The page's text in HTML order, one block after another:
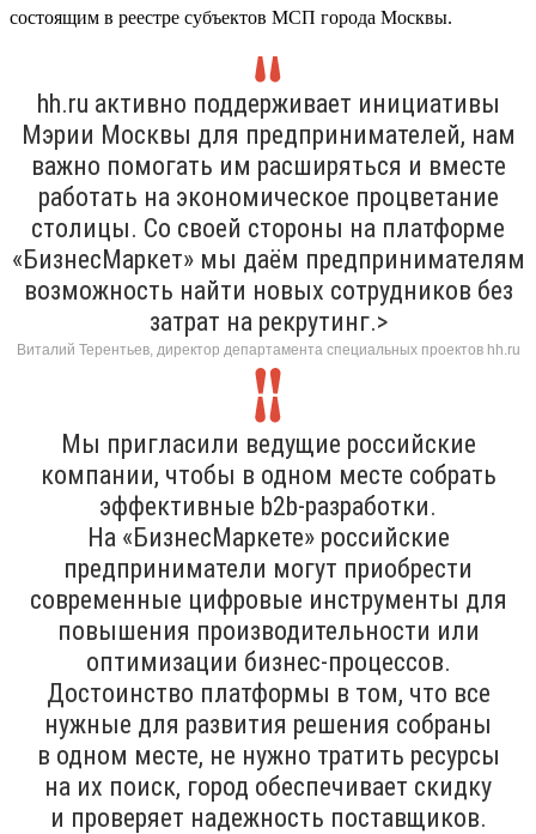
состоящим в реестре субъектов МСП города Москвы.
hh.ru активно поддерживает инициативы
Мэрии Москвы для предпринимателей, нам
важно помогать им расширяться и вместе
работать на экономическое процветание
столицы. Со своей стороны на платформе
«БизнесМаркет» мы даём предпринимателям
возможность найти новых сотрудников без
затрат на рекрутинг.>
Виталий Терентьев, директор департамента специальных проектов hh.ru
Мы пригласили ведущие российские
компании, чтобы в одном месте собрать
эффективные b2b-разработки.
На «БизнесМаркете» российские
предприниматели могут приобрести
современные цифровые инструменты для
повышения производительности или
оптимизации бизнес-процессов.
Достоинство платформы в том, что все
нужные для развития решения собраны
в одном месте, не нужно тратить ресурсы
на их поиск, город обеспечивает скидку
и проверяет надежность поставщиков.